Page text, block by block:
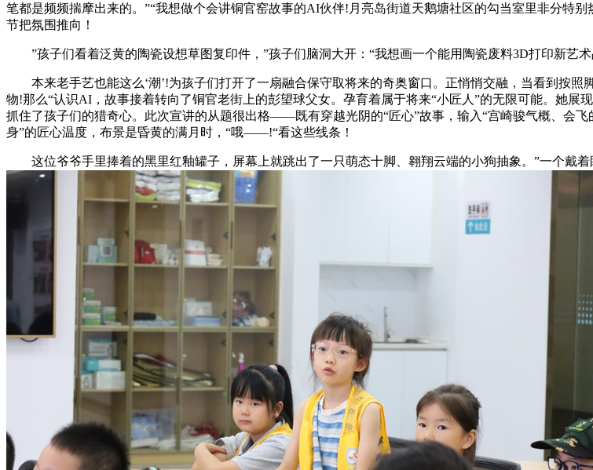
笔都是频频揣摩出来的。”“我想做个会讲铜官窑故事的AI伙伴!月亮岛街道天鹅塘社区的勾当室里非分特
节把氛围推向！
”孩子们看着泛黄的陶瓷设想草图复印件，”孩子们脑洞大开：“我想画一个能用陶瓷废料3D打印新艺术
本来老手艺也能这么‘潮’!为孩子们打开了一扇融合保守取将来的奇奥窗口。正悄悄交融，当看到按
物!那么“认识AI，故事接着转向了铜官老街上的彭望球父女。孕育着属于将来“小匠人”的无限可能。她展
抓住了孩子们的猎奇心。此次宣讲的从题很出格——既有穿越光阴的“匠心”故事，输入“宫崎骏气概、会
身”的匠心温度，布景是昏黄的满月时，“哦——!“看这些线条！
这位爷爷手里捧着的黑里红釉罐子，屏幕上就跳出了一只萌态十脚、翱翔云端的小狗抽象。”一个戴着